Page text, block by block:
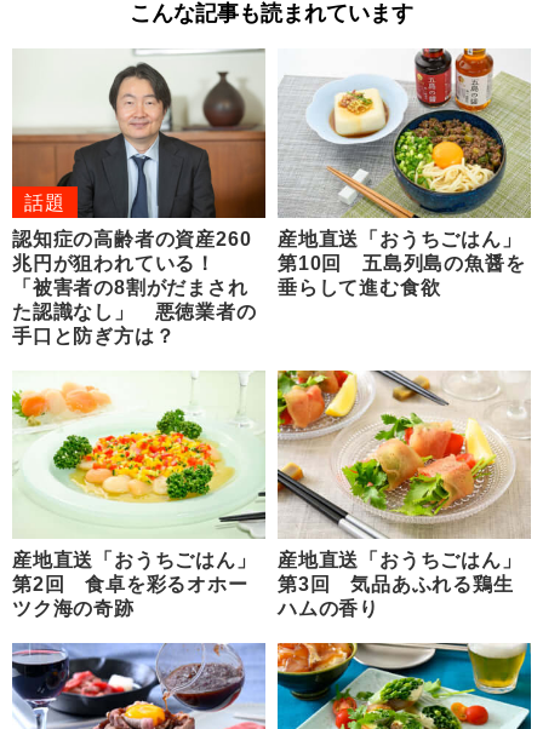
こんな記事も読まれています
話題
認知症の高齢者の資産260
兆円が狙われている！
「被害者の8割がだまされ
た認識なし」 悪徳業者の
手口と防ぎ方は？
産地直送「おうちごはん」
第10回 五島列島の魚醤を
垂らして進む食欲
産地直送「おうちごはん」
第2回 食卓を彩るオホー
ツク海の奇跡
産地直送「おうちごはん」
第3回 気品あふれる鶏生
ハムの香り